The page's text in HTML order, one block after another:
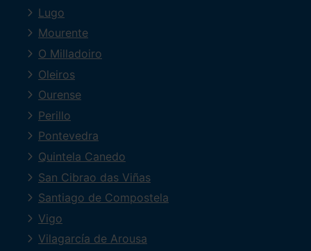
Lugo
Mourente
O Milladoiro
Oleiros
Ourense
Perillo
Pontevedra
Quintela Canedo
San Cibrao das Viñas
Santiago de Compostela
Vigo
Vilagarcía de Arousa